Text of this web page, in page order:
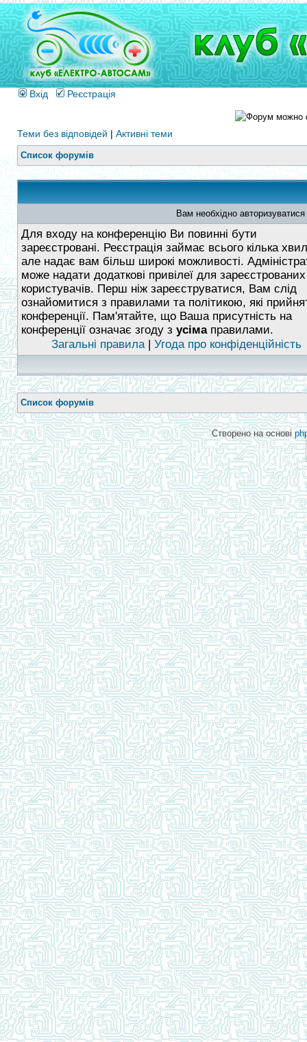
Вхід Реєстрація
Теми без відповідей | Активні теми
Список форумів
Вам необхідно
Для входу на конференцію Ви повинні бути
зареєстровані. Реєстрація займає всього кілька
але надає вам більш широкі можливості.
може надати додаткові привілеї для зареєстрованих
користувачів. Перш ніж зареєструватися, Вам слід
ознайомитися з правилами та політикою, які
конференції. Пам'ятайте, що Ваша присутність на
конференції означає згоду з усімаправилами.
Загальні правила| Угода про конфіденційність
Список форумів
Створено на основі